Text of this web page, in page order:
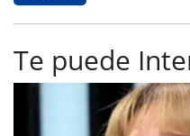
Te puede